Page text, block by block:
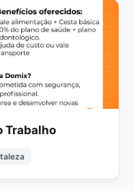
Trabalho